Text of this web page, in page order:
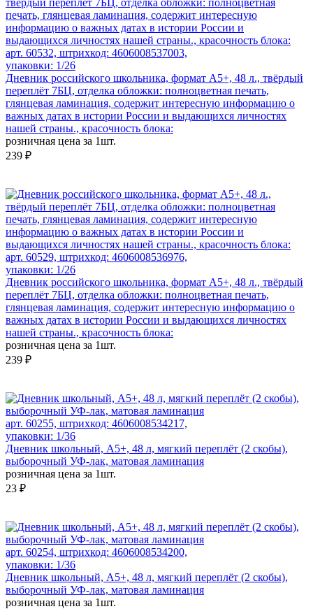
арт. 60532, штрихкод: 4606008537003,
упаковки: 1/26
Дневник российского школьника, формат А5+, 48 л., твёрдый
переплёт 7БЦ, отделка обложки: полноцветная печать,
глянцевая ламинация, содержит интересную информацию о
важных датах в истории России и выдающихся личностях
нашей страны., красочность блока:
розничная цена за 1шт.
239 ₽
арт. 60529, штрихкод: 4606008536976,
упаковки: 1/26
Дневник российского школьника, формат А5+, 48 л., твёрдый
переплёт 7БЦ, отделка обложки: полноцветная печать,
глянцевая ламинация, содержит интересную информацию о
важных датах в истории России и выдающихся личностях
нашей страны., красочность блока:
розничная цена за 1шт.
239 ₽
арт. 60255, штрихкод: 4606008534217,
упаковки: 1/36
Дневник школьный, А5+, 48 л, мягкий переплёт (2 скобы),
выборочный УФ-лак, матовая ламинация
розничная цена за 1шт.
23 ₽
арт. 60254, штрихкод: 4606008534200,
упаковки: 1/36
Дневник школьный, А5+, 48 л, мягкий переплёт (2 скобы),
выборочный УФ-лак, матовая ламинация
розничная цена за 1шт.